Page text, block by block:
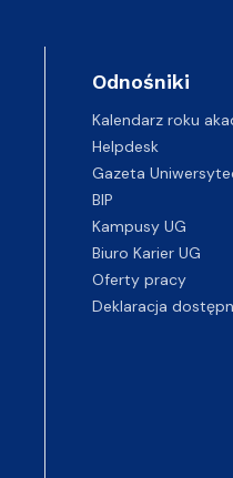
Odnośniki
Kalendarz roku
Helpdesk
Gazeta
BIP
Kampusy UG
Biuro Karier UG
Oferty pracy
Deklaracja